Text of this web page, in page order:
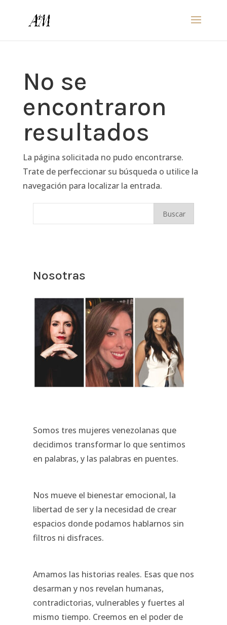
No se
encontraron
resultados
La página solicitada no pudo encontrarse.
Trate de perfeccionar su búsqueda o utilice la
navegación para localizar la entrada.
Nosotras
Somos tres mujeres venezolanas que
decidimos transformar lo que sentimos
en palabras, y las palabras en puentes.
Nos mueve el bienestar emocional, la
libertad de ser y la necesidad de crear
espacios donde podamos hablarnos sin
filtros ni disfraces.
Amamos las historias reales. Esas que nos
desarman y nos revelan humanas,
contradictorias, vulnerables y fuertes al
mismo tiempo. Creemos en el poder de